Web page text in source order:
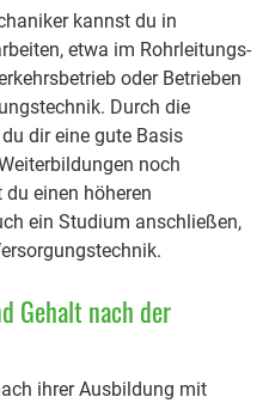
kannst du in
etwa im Rohrleitungs-
oder Betrieben
Durch die
dir eine gute Basis
noch
einen höheren
ein Studium anschließen,
Gehalt nach der
ihrer Ausbildung mit